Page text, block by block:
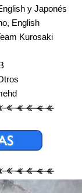
y Japonés
English
Kurosaki